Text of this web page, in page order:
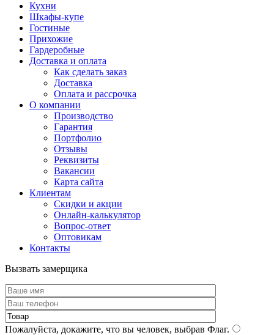
Кухни
Шкафы-купе
Гостиные
Прихожие
Гардеробные
Доставка и оплата
Как сделать заказ
Доставка
Оплата и рассрочка
О компании
Производство
Гарантия
Портфолио
Отзывы
Реквизиты
Вакансии
Карта сайта
Клиентам
Скидки и акции
Онлайн-калькулятор
Вопрос-ответ
Оптовикам
Контакты
Вызвать замерщика
Пожалуйста, докажите, что вы человек, выбрав Флаг.